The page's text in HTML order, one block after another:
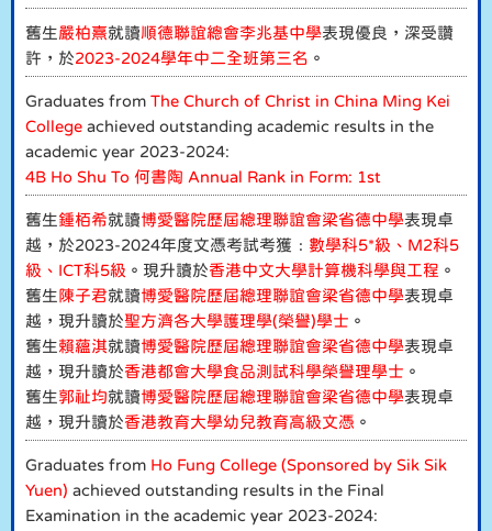
舊生嚴柏熹就讀順德聯誼總會李兆基中學表現優良，深受讚
許，於2023-2024學年中二全班第三名 。
Graduates from The Church of Christ in China Ming Kei
College achieved outstanding academic results in the
academic year 2023-2024:
4B Ho Shu To 何書陶 Annual Rank in Form: 1st
舊生鍾栢希就讀博愛醫院歷屆總理聯誼會梁省德中學表現卓
越，於2023-2024年度文憑考試考獲﹕ 數學科5*級、M2科5
級、ICT科5級 。現升讀於香港中文大學計算機科學與工程 。
舊生陳子君就讀博愛醫院歷屆總理聯誼會梁省德中學表現卓
越，現升讀於聖方濟各大學護理學(榮譽)學士 。
舊生賴蘊淇就讀博愛醫院歷屆總理聯誼會梁省德中學表現卓
越，現升讀於香港都會大學食品測試科學榮譽理學士 。
舊生郭祉均就讀博愛醫院歷屆總理聯誼會梁省德中學表現卓
越，現升讀於香港教育大學幼兒教育高級文憑 。
Graduates from Ho Fung College (Sponsored by Sik Sik
Yuen) achieved outstanding results in the Final
Examination in the academic year 2023-2024: